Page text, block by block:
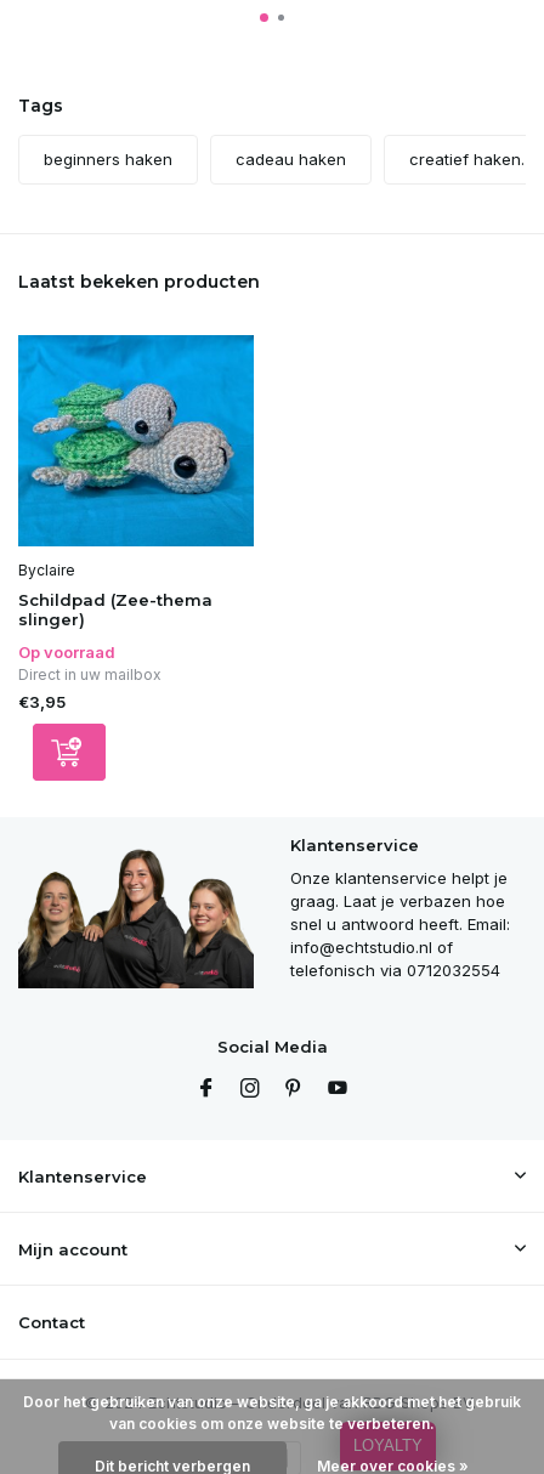
Tags
beginners haken cadeau haken creatief haken.
Laatst bekeken producten
Byclaire
Schildpad (Zee-thema
slinger)
Op voorraad
Direct in uw mailbox
€3,95
Klantenservice
Onze klantenservice helpt je
graag. Laat je verbazen hoe
snel u antwoord heeft. Email:
info@echtstudio.nl of
telefonisch via 0712032554
Social Media
Klantenservice
Mijn account
Contact
Door het gebruiken van onze website, ga je akkoord met het gebruik
van cookies om onze website te verbeteren.
Dit bericht verbergen Meer over cookies »
LOYALTY